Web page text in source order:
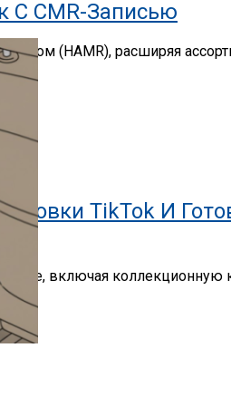
С CMR-Записью
(HAMR), расширяя
TikTok И
включая коллекционную